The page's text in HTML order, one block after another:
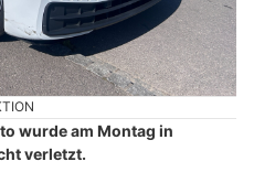
wurde am Montag in
verletzt.